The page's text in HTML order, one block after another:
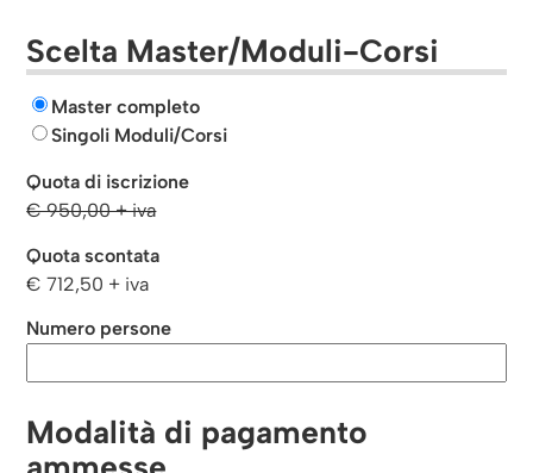
Scelta Master/Moduli-Corsi
Master completo
Singoli Moduli/Corsi
Quota di iscrizione
€ 950,00 + iva
Quota scontata
€ 712,50 + iva
Numero persone
Modalità di pagamento